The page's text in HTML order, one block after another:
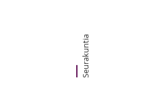
Seurakuntia